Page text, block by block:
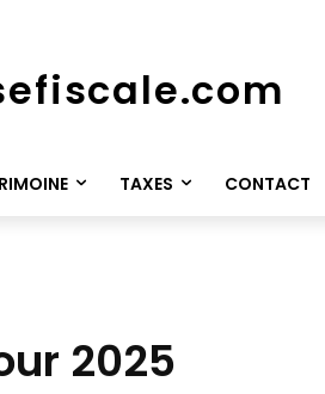
TAXES CONTACT
2025